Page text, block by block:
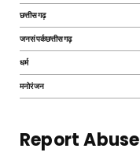
छत्तीसगढ़
जनसंपर्कछत्तीसगढ़
धर्म
मनोरंजन
Report Abuse